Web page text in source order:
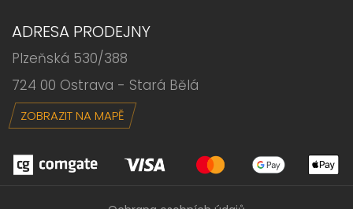
ADRESA PRODEJNY
Plzeňská 530/388
724 00 Ostrava - Stará Bělá
ZOBRAZIT NA MAPĚ